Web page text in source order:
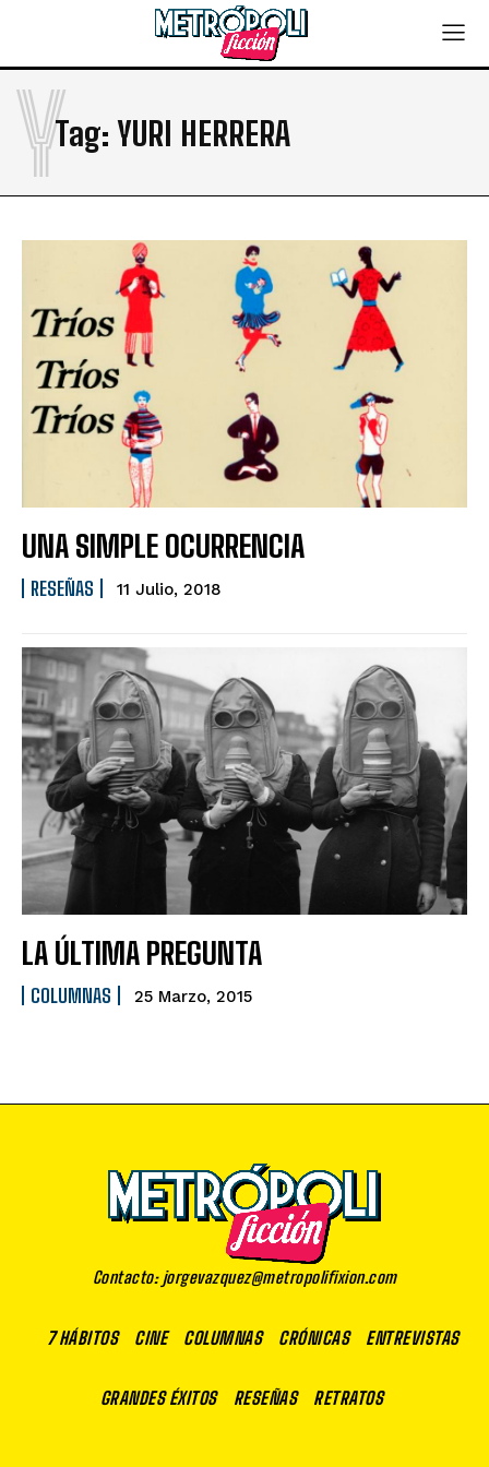
Tag: YURI HERRERA
Y
UNA SIMPLE OCURRENCIA
RESEÑAS 11 Julio, 2018
LA ÚLTIMA PREGUNTA
COLUMNAS 25 Marzo, 2015
Contacto: jorgevazquez@metropolifixion.com
7 HÁBITOS CINE COLUMNAS CRÓNICAS ENTREVISTAS
GRANDES ÉXITOS RESEÑAS RETRATOS